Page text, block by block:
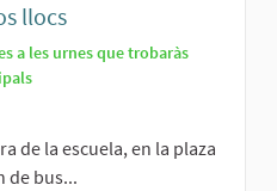
llocs
a les urnes que trobaràs
de la escuela, en la plaza
de bus...